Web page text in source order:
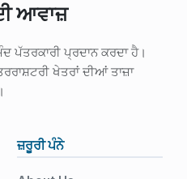
ਆਵਾਜ਼
ਪ੍ਰਦਾਨ ਕਰਦਾ ਹੈ।
ਖੇਤਰਾਂ ਦੀਆਂ ਤਾਜ਼ਾ
ਜ਼ਰੂਰੀ ਪੰਨੇ